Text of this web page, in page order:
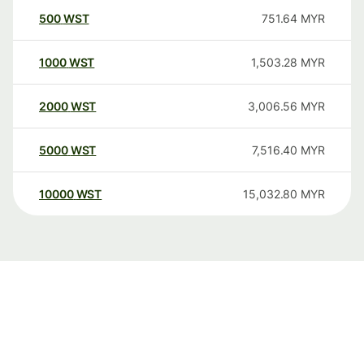
500WST 751.64 MYR
1000WST 1,503.28 MYR
2000WST 3,006.56 MYR
5000WST 7,516.40 MYR
10000 WST 15,032.80 MYR